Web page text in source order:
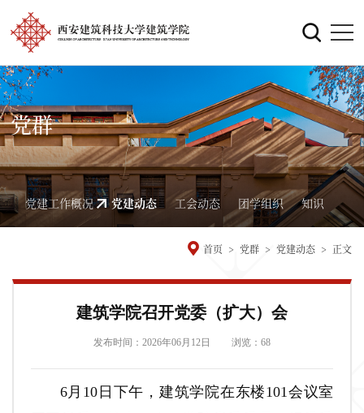
党群
党建工作概况 党建动态 工会动态 团学组织 知识
首页 > 党群 > 党建动态 > 正文
建筑学院召开党委（扩大）会
发布时间：2026年06月12日 浏览： 68
6月10日下午，建筑学院在东楼101会议室